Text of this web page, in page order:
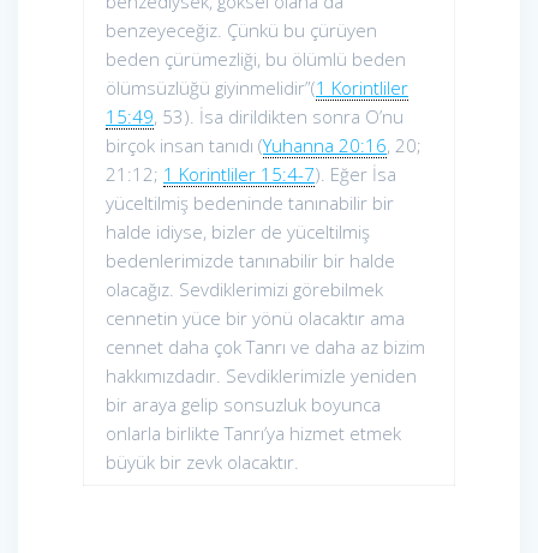
benzeyeceğiz. Çünkü bu çürüyen
beden çürümezliği, bu ölümlü beden
ölümsüzlüğü giyinmelidir”(1 Korintliler
15:49, 53). İsa dirildikten sonra O’nu
birçok insan tanıdı (Yuhanna 20:16, 20;
21:12; 1 Korintliler 15:4-7). Eğer İsa
yüceltilmiş bedeninde tanınabilir bir
halde idiyse, bizler de yüceltilmiş
bedenlerimizde tanınabilir bir halde
olacağız. Sevdiklerimizi görebilmek
cennetin yüce bir yönü olacaktır ama
cennet daha çok Tanrı ve daha az bizim
hakkımızdadır. Sevdiklerimizle yeniden
bir araya gelip sonsuzluk boyunca
onlarla birlikte Tanrı’ya hizmet etmek
büyük bir zevk olacaktır.